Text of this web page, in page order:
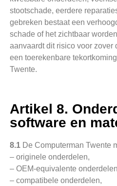
stootschade, eerdere
gebreken bestaat een
schade of het zichtbaar
aanvaardt dit risico voor zover
een toerekenbare
Twente.
Artikel 8.
software en
8.1 De Computerman Twente
– originele onderdelen,
– OEM-equivalente
– compatibele onderdelen,